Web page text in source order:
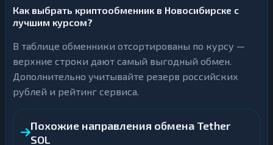
Как выбрать криптообменник в Новосибирске с
лучшим курсом?
В таблице обменники отсортированы по курсу —
верхние строки дают самый выгодный обмен.
Дополнительно учитывайте резерв российских
рублей и рейтинг сервиса.
Похожие направления обмена Tether
SOL